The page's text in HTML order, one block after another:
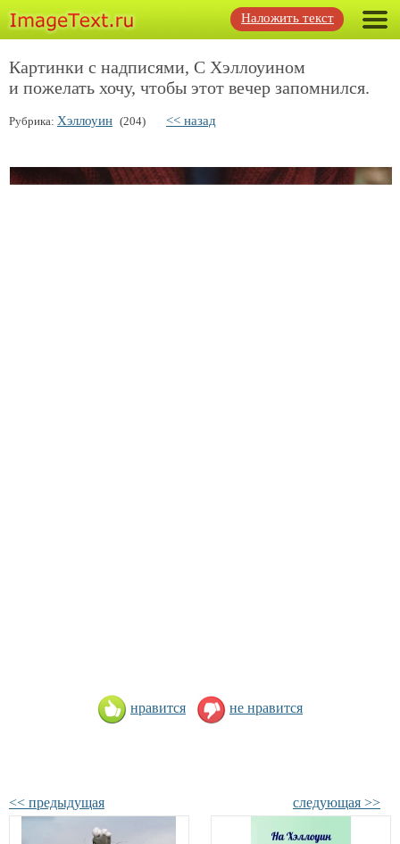
Наложить текст
Картинки с надписями, С Хэллоуином
и пожелать хочу, чтобы этот вечер запомнился.
Рубрика: Хэллоуин (204) << назад
нравится не нравится
<< предыдущая следующая >>